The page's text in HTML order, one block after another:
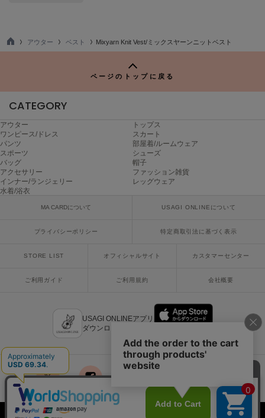
nezu
ナイキ
ナウンス
null.
ヌル
オルグ
PATRICK
パトリック
Philly chocolate
フィリーチョコレート
TO
アウター ベスト Mixyarn Knit Vest/ミックスヤーンニットベスト
ページのトップに戻る
CATEGORY
アウター
トップス
ワンピース/ドレス
スカート
パンツ
部屋着/ルームウェア
スポーツ
シューズ
バッグ
帽子
アクセサリー
ファッション雑貨
インナー/ランジェリー
レッグウェア
水着/浴衣
MA CARDについて USAGI ONLINEについて
プライバシーポリシー 特定商取引法に基づく表示
STORE LIST オフィシャルサイト カスタマーセンター
ご利用ガイド ご利用規約 会社概要
USAGI ONLINEアプリ
ダウンロードはこちら
x facebook LINE mail
Copyright © 2018 Usagi Online Co.,Ltd. All Rights Reserved.